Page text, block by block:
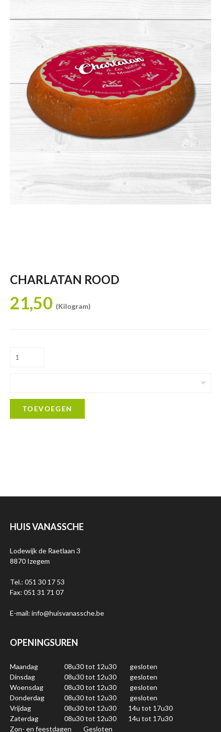
CHARLATAN ROOD
21,50 (Kilogram)
TOEVOEGEN
HUIS VANASSCHE
Lodewijk de Raetlaan 3
8870 Izegem
Tel.: 051 30 17 53
Fax: 051 31 71 07
E-mail: info@huisvanassche.be
OPENINGSUREN
Maandag 08u30 tot 12u30
gesloten
Dinsdag
08u30 tot 12u30
gesloten
Woensdag
08u30 tot 12u30
gesloten
Donderdag
08u30 tot 12u30
gesloten
Vrijdag
08u30 tot 12u30
14u tot 17u30
Zaterdag
08u30 tot 12u30
14u tot 17u30
Zon- en feestdagen
Gesloten